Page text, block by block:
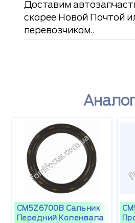
Доставим
скорее Новой Почтой
перевозчиком..
CM5Z6700B Сальник
Передний Коленвала